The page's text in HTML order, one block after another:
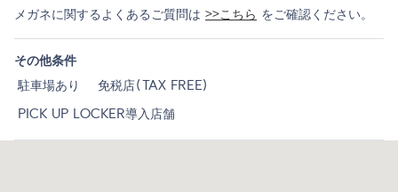
メガネに関するよくあるご質問は >>こちら をご確認ください。
その他条件
駐車場あり
免税店(TAX FREE)
PICK UP LOCKER導入店舗